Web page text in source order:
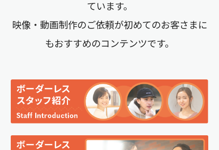
ています。
映像・動画制作のご依頼が初めてのお客さまに
もおすすめのコンテンツです。